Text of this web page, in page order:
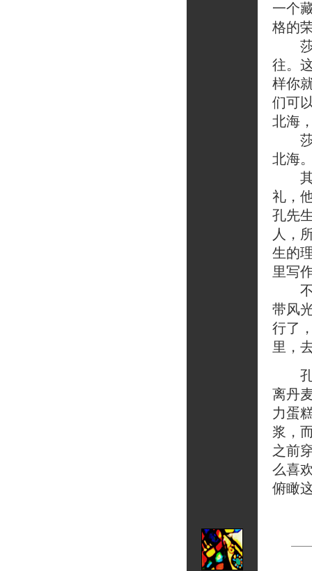
一个
格的
莎
往。
样你
们可
北海
莎
北海
其
礼，
孔先
人，
生的
里写
不
带风
行了
里，
孔
离丹
力蛋
浆，
之前
么喜
俯瞰